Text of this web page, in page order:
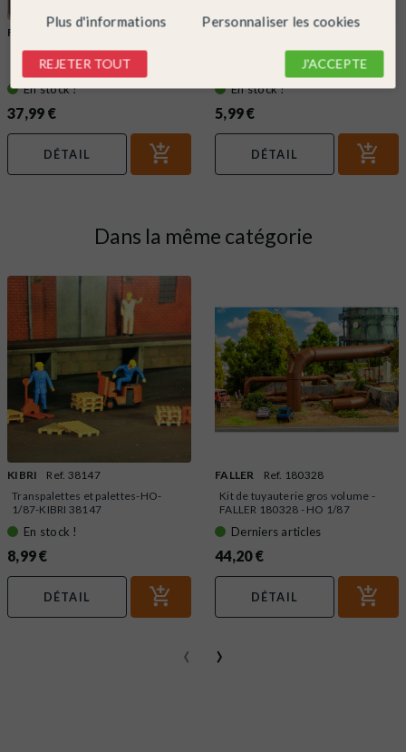
FALLER
Set à patiner-FALLER 170695
En stock !
37,99 €
DÉTAIL
Colle pour maquette avec bec de
précision-FALLER 170492
En stock !
5,99 €
DÉTAIL
Dans la même catégorie
KIBRI
Ref. 38147
Transpalettes et palettes-HO-
1/87-KIBRI 38147
En stock !
8,99 €
DÉTAIL
FALLER
Ref. 180328
Kit de tuyauterie gros volume -
FALLER 180328 - HO 1/87
Derniers articles
44,20 €
DÉTAIL
‹ ›
Plus d'informations Personnaliser les cookies
REJETER TOUT J'ACCEPTE